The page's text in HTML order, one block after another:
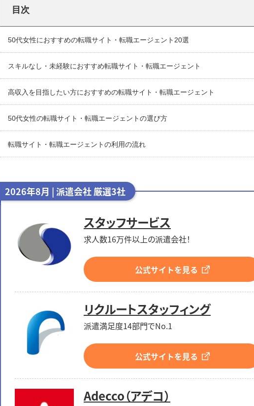
目次
50代女性におすすめの転職サイト・転職エージェント20選
スキルなし・未経験におすすめ転職サイト・転職エージェント
高収入を目指したい方におすすめの転職サイト・転職エージェント
50代女性の転職サイト・転職エージェントの選び方
転職サイト・転職エージェントの利用の流れ
2026年8月 | 派遣会社 厳選3社
スタッフサービス
求人数16万件以上の派遣会社！
公式サイトを見る
リクルートスタッフィング
派遣満足度14部門でNo.1
公式サイトを見る
Adecco（アデコ）